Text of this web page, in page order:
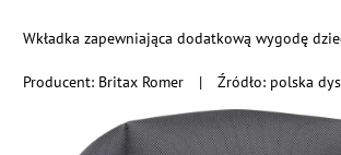
Producent: Britax Romer | Źródło: polska
Wkładka zapewniająca dodatkową wygodę